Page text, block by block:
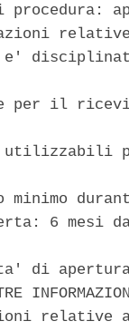
procedura:
e'
per il
minimo
6 mesi
di
relative